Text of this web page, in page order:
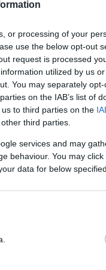
or processing of your
use the below opt-out
request is processed
utilized by us
You may separately
on the IAB’s list of
to third parties on the
third parties.
services and may
behaviour. You may
data for below
Λάρισας